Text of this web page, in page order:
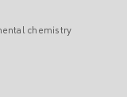
chemistry